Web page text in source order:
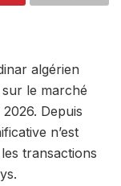
algérien
le marché
Depuis
n’est
transactions